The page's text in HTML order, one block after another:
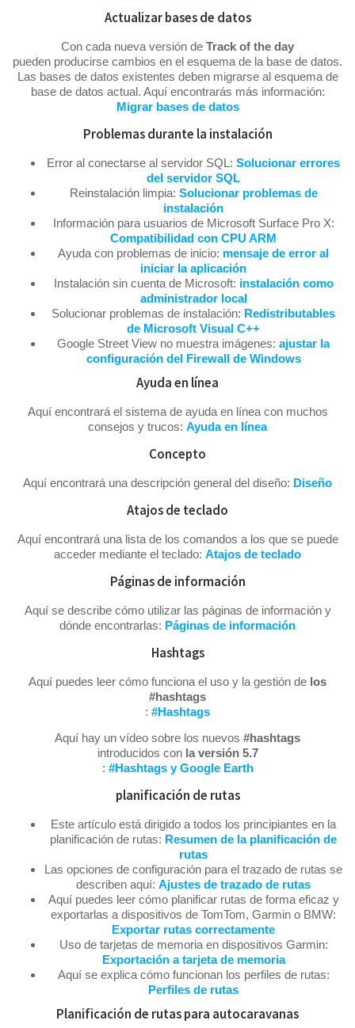
Actualizar bases de datos
Con cada nueva versión de Track of the day
pueden producirse cambios en el esquema de la base de datos.
Las bases de datos existentes deben migrarse al esquema de
base de datos actual. Aquí encontrarás más información:
Migrar bases de datos
Problemas durante la instalación
Error al conectarse al servidor SQL: Solucionar errores
del servidor SQL
Reinstalación limpia: Solucionar problemas de
instalación
Información para usuarios de Microsoft Surface Pro X:
Compatibilidad con CPU ARM
Ayuda con problemas de inicio: mensaje de error al
iniciar la aplicación
Instalación sin cuenta de Microsoft: instalación como
administrador local
Solucionar problemas de instalación: Redistributables
de Microsoft Visual C++
Google Street View no muestra imágenes: ajustar la
configuración del Firewall de Windows
Ayuda en línea
Aquí encontrará el sistema de ayuda en línea con muchos
consejos y trucos: Ayuda en línea
Concepto
Aquí encontrará una descripción general del diseño: Diseño
Atajos de teclado
Aquí encontrará una lista de los comandos a los que se puede
acceder mediante el teclado: Atajos de teclado
Páginas de información
Aquí se describe cómo utilizar las páginas de información y
dónde encontrarlas: Páginas de información
Hashtags
Aquí puedes leer cómo funciona el uso y la gestión de los
#hashtags
: #Hashtags
Aquí hay un vídeo sobre los nuevos #hashtags
introducidos con la versión 5.7
: #Hashtags y Google Earth
planificación de rutas
Este artículo está dirigido a todos los principiantes en la
planificación de rutas: Resumen de la planificación de
rutas
Las opciones de configuración para el trazado de rutas se
describen aquí: Ajustes de trazado de rutas
Aquí puedes leer cómo planificar rutas de forma eficaz y
exportarlas a dispositivos de TomTom, Garmin o BMW:
Exportar rutas correctamente
Uso de tarjetas de memoria en dispositivos Garmin:
Exportación a tarjeta de memoria
Aquí se explica cómo funcionan los perfiles de rutas:
Perfiles de rutas
Planificación de rutas para autocaravanas